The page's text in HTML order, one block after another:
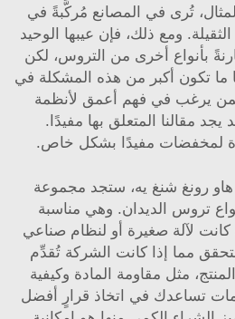
تُرى في المصانع مُركَّبةً في
ومع ذلك، فإن عيبها الوحيد
بأنواع أخرى من التروس، لكن
ما تكون أكبر من هذه المشكلة في
يرغب في فهم أعمق لأنظمة
يجد مقالنا المتعلق بها مفيدًا.
لمخفضات مفيدًا بشكل خاص.
رونغ شنغ يه، ستجد مجموعة
تروس الديدان. وهي مناسبة
لآلة صغيرة أو لنظام صناعي
مما إذا كانت الشركة تُقدِّم
مثل مقاومة المادة وكيفية
تساعدك في اتخاذ قرارٍ أفضل